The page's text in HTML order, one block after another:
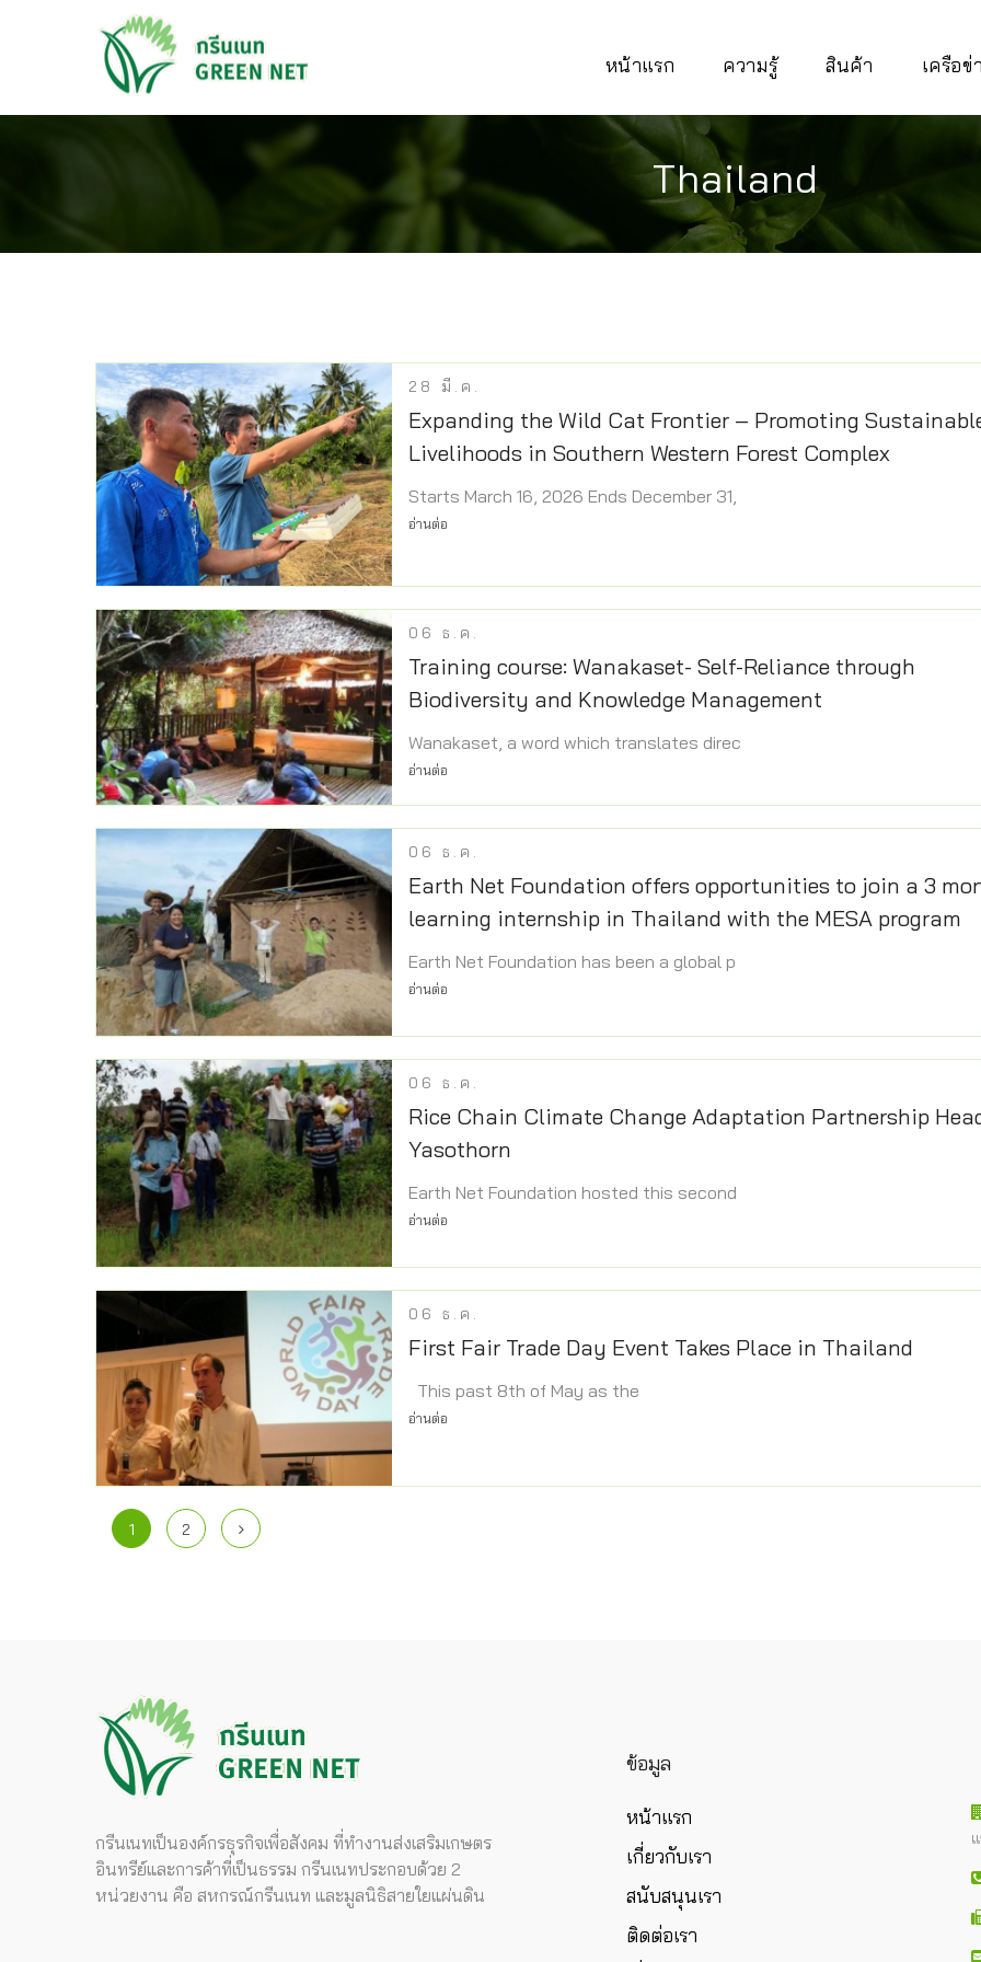
หน้าแรก ความรู้ สินค้า เครือ
Thailand
28 มี.ค.
Expanding the Wild Cat Frontier – Promoting
Livelihoods in Southern Western Forest Complex
Starts March 16, 2026 Ends December 31,
อ่านต่อ
06 ธ.ค.
Training course: Wanakaset- Self-Reliance through
Biodiversity and Knowledge Management
Wanakaset, a word which translates direc
อ่านต่อ
06 ธ.ค.
Earth Net Foundation offers opportunities to join a 3
learning internship in Thailand with the MESA program
Earth Net Foundation has been a global p
อ่านต่อ
06 ธ.ค.
Rice Chain Climate Change Adaptation Partnership
Yasothorn
Earth Net Foundation hosted this second
อ่านต่อ
06 ธ.ค.
First Fair Trade Day Event Takes Place in Thailand
This past 8th of May as the
อ่านต่อ
1 2
กรีนเนทเป็นองค์กรธุรกิจเพื่อสังคม ที่ทำงานส่งเสริมเกษตร
อินทรีย์และการค้าที่เป็นธรรม กรีนเนทประกอบด้วย 2
หน่วยงาน คือ สหกรณ์กรีนเนท และมูลนิธิสายใยแผ่นดิน
ข้อมูล
หน้าแรก
เกี่ยวกับเรา
สนับสนุนเรา
ติดต่อเรา